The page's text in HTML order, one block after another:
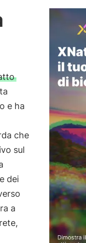
e ha
che
sul
dei
a